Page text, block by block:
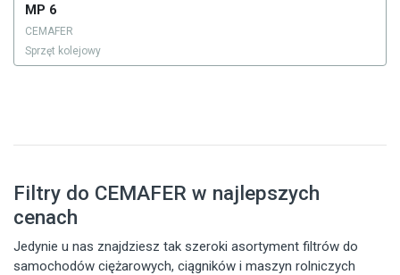
MP 6
CEMAFER
Sprzęt kolejowy
Filtry do CEMAFER w najlepszych
cenach
Jedynie u nas znajdziesz tak szeroki asortyment filtrów do
samochodów ciężarowych, ciągników i maszyn rolniczych